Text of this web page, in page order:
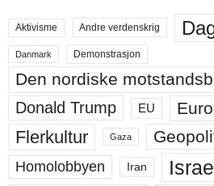
Aktivisme Andre verdenskrig
Danmark Demonstrasjon
Den nordiske
Donald Trump EU
Flerkultur Gaza
Homolobbyen Iran